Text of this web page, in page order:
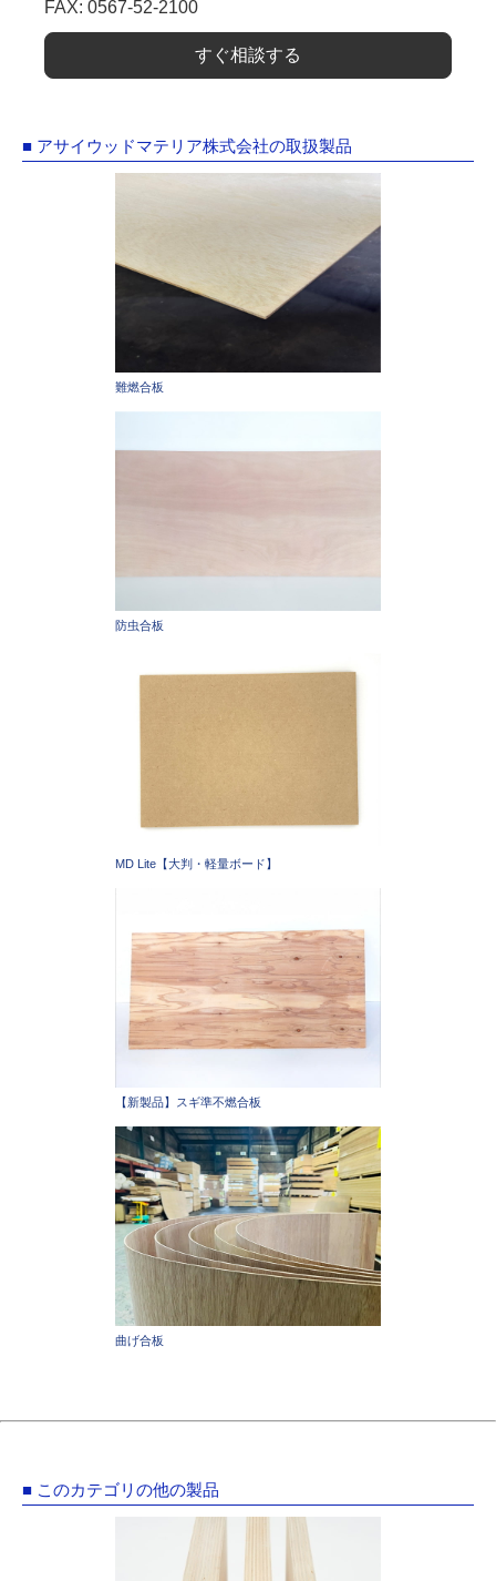
FAX: 0567-52-2100
すぐ相談する
■ アサイウッドマテリア株式会社の取扱製品
難燃合板
防虫合板
MD Lite【大判・軽量ボード】
【新製品】スギ準不燃合板
曲げ合板
■ このカテゴリの他の製品